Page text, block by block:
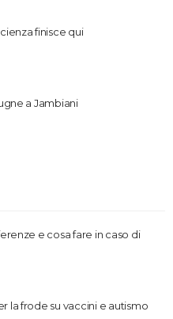
finisce qui
a Jambiani
e cosa fare in caso di
la frode su vaccini e autismo